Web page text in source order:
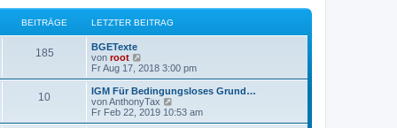
BEITRÄGE LETZTER BEITRAG
185
BGETexte
von root
e
u
e
s
t
Fr Aug 17, 2018 3:00 pm
10
IGM Für Bedingungsloses Grund…
vonAnthonyTax
e
u
Fr Feb 22, 2019 10:53 am